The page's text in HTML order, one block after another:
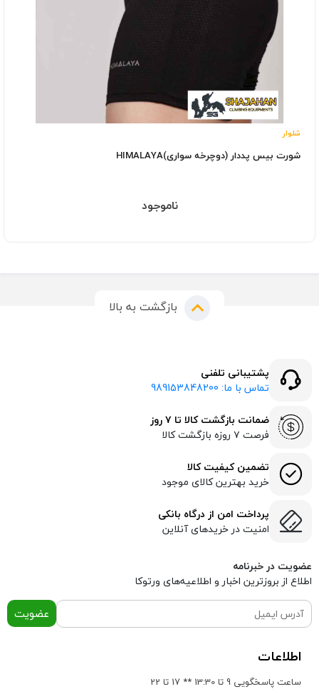
شلوار
شورت بیس پددار (دوچرخه سواری)HIMALAYA
ناموجود
بازگشت به بالا
پشتیبانی تلفنی
تماس با ما: 989153848200
ضمانت بازگشت کالا تا ۷ روز
فرصت ۷ روزه بازگشت کالا
تضمین کیفیت کالا
خرید بهترین کالای موجود
پرداخت امن از درگاه بانکی
امنیت در خریدهای آنلاین
عضویت در خبرنامه
اطلاع از بروز‌ترین اخبار و اطلاعیه‌های ورتوکا
عضویت
اطلاعات
ساعت پاسخگویی 9 تا 13:30 ** 17 تا 22